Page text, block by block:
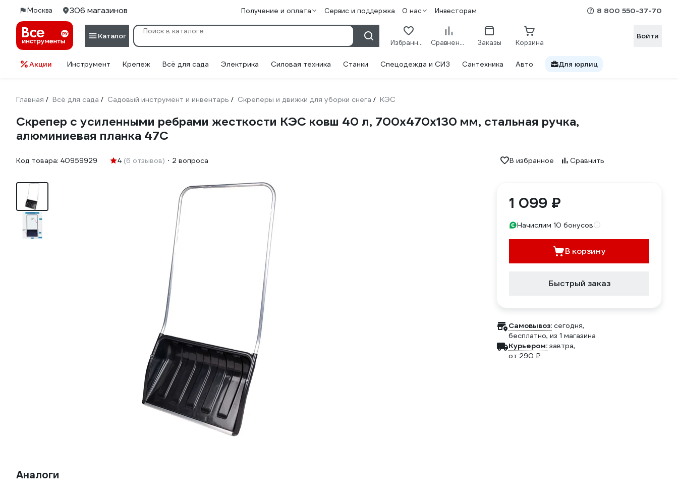
Москва 306 магазинов Получение и оплата Сервис и поддержка О нас Инвесторам 8 800 550-37-70
Каталог
Избранное Сравнение Заказы Корзина
Войти
Акции Инструмент Крепеж Всё для сада Электрика Силовая техника Станки Спецодежда и СИЗ Сантехника Авто Для юрлиц
Главная / Всё для сада / Садовый инструмент и инвентарь / Скреперы и движки для уборки снега / КЭС
Скрепер с усиленными ребрами жесткости КЭС ковш 40 л, 700х470х130 мм, стальная ручка,
алюминиевая планка 47С
Код товара: 40959929 4 (6 отзывов) 2 вопроса В избранное Сравнить
1 099 ₽
Начислим 10 бонусов
В корзину
Быстрый заказ
Самовывоз: сегодня,
бесплатно, из 1 магазина
Курьером: завтра,
от 290 ₽
Аналоги